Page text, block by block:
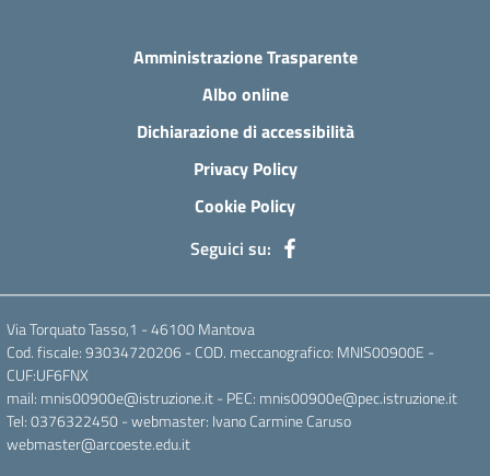
Amministrazione Trasparente
Albo online
Dichiarazione di accessibilità
Privacy Policy
Cookie Policy
Seguici su:
Via Torquato Tasso,1 - 46100 Mantova
Cod. fiscale: 93034720206 - COD. meccanografico: MNIS00900E -
CUF:UF6FNX
mail: mnis00900e@istruzione.it - PEC: mnis00900e@pec.istruzione.it
Tel: 0376322450 - webmaster: Ivano Carmine Caruso
webmaster@arcoeste.edu.it